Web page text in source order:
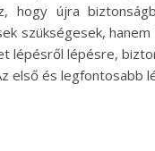
hogy újra
szükségesek,
lépésről lépésre,
első és legfontosabb